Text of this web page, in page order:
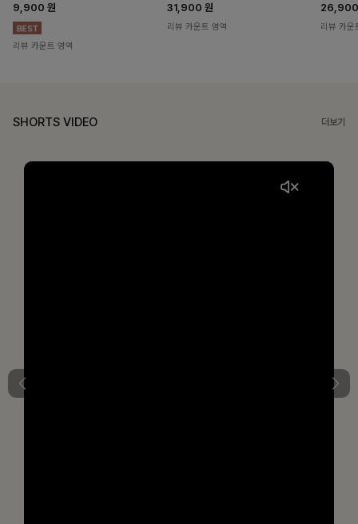
9,900 원
리뷰 카운트 영역
31,900 원
리뷰 카운트 영역 리뷰 카운
SHORTS VIDEO 더보기